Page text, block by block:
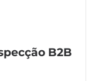
B2B